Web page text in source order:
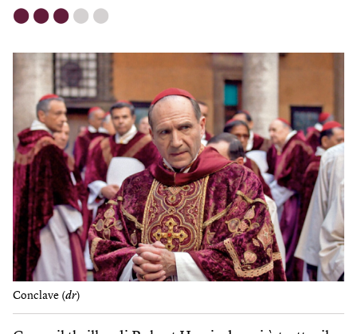
⬤ ⬤ ⬤ ⬤ ⬤
Conclave (dr)